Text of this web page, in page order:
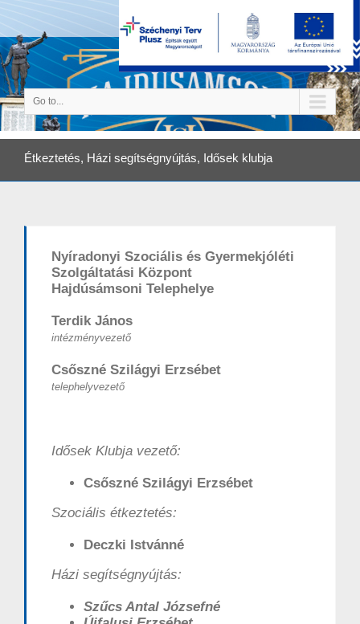
Go to...
Étkeztetés, Házi segítségnyújtás, Idősek klubja
Nyíradonyi Szociális és Gyermekjóléti
Szolgáltatási Központ
Hajdúsámsoni Telephelye
Terdik János
intézményvezető
Csőszné Szilágyi Erzsébet
telephelyvezető
Idősek Klubja vezető:
Csőszné Szilágyi Erzsébet
Szociális étkeztetés:
Deczki Istvánné
Házi segítségnyújtás:
Szűcs Antal Józsefné